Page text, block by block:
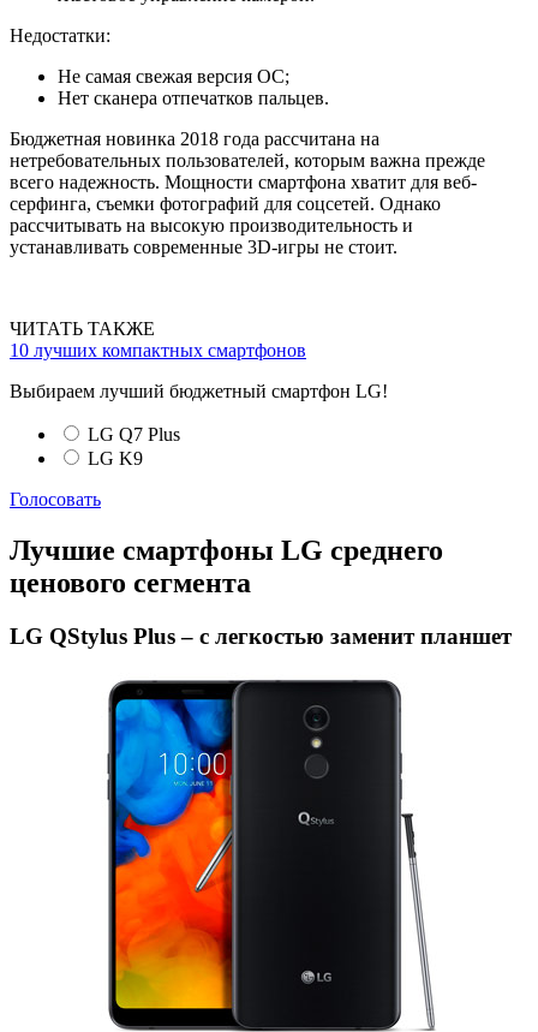
Недостатки:
Не самая свежая версия ОС;
Нет сканера отпечатков пальцев.
Бюджетная новинка 2018 года рассчитана на
нетребовательных пользователей, которым важна прежде
всего надежность. Мощности смартфона хватит для веб-
серфинга, съемки фотографий для соцсетей. Однако
рассчитывать на высокую производительность и
устанавливать современные 3D-игры не стоит.
ЧИТАТЬ ТАКЖЕ
10 лучших компактных смартфонов
Выбираем лучший бюджетный смартфон LG!
LG Q7 Plus
LG K9
Голосовать
Лучшие смартфоны LG среднего
ценового сегмента
LG QStylus Plus – с легкостью заменит планшет